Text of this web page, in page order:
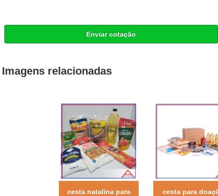
Enviar cotação
Imagens relacionadas
cesta natalina para
cesta para